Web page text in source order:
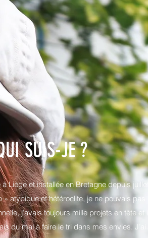
SUIS-JE ?
Liège et installée en Bretagne depuis
» atypique et hétéroclite, je ne pouvais
j’avais toujours mille projets en tête et
du mal à faire le tri dans mes envies.